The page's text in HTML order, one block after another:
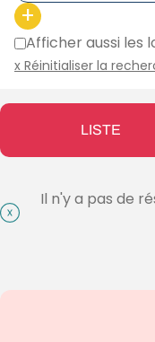
+
Afficher aussi les
x Réinitialiser la
LISTE
Il n'y a pas de